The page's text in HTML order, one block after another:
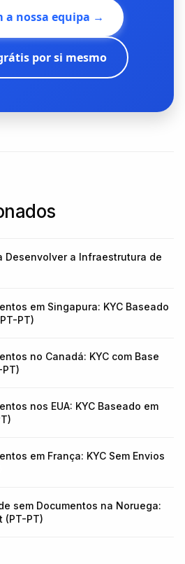
a nossa equipa →
por si mesmo
Desenvolver a Infraestrutura de
em Singapura: KYC Baseado
PT)
no Canadá: KYC com Base
nos EUA: KYC Baseado em
em França: KYC Sem Envios
sem Documentos na Noruega:
(PT-PT)